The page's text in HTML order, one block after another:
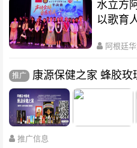
水立方
以歌育
阿根廷
推广 康源保健之家 蜂胶玫
推广信息